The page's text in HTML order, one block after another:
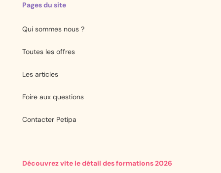
Pages du site
Qui sommes nous ?
Toutes les offres
Les articles
Foire aux questions
Contacter Petipa
Découvrez vite le détail des formations 2026